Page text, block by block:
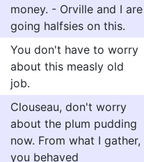
money. - Orville and I are
going halfsies on this.
You don't have to worry
about this measly old
job.
Clouseau, don't worry
about the plum pudding
now. From what I gather,
you behaved